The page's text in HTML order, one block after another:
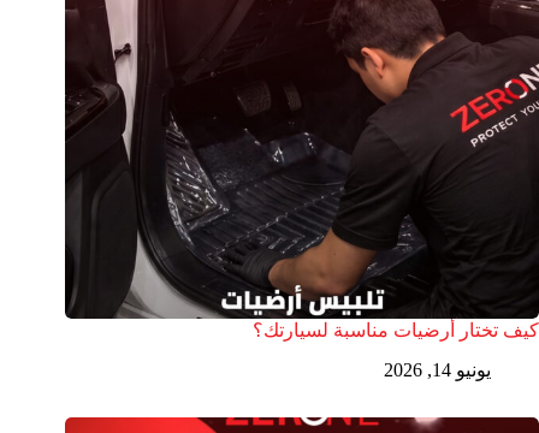
كيف تختار أرضيات مناسبة لسيارتك؟
يونيو 14, 2026